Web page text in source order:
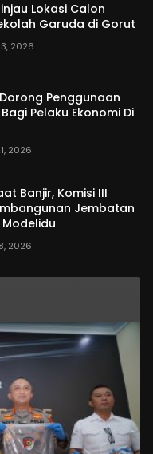
Lokasi Calon
Garuda di Gorut
2026
Penggunaan
Pelaku Ekonomi Di
2026
Banjir, Komisi III
Jembatan
2026